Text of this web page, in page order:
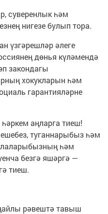
суверенлык һәм
нигезе булып тора.
үзгәрешләр әлеге
дөнья күләмендә
закондагы
хокукларын һәм
гарантияләрне
аңларга тиеш!
туганнарыбыз һәм
һәм
безгә яшәргә —
тиеш.
рәвештә тавыш